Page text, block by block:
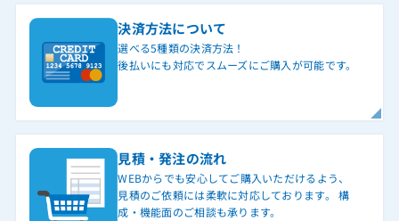
決済方法について
選べる5種類の決済方法！
後払いにも対応でスムーズにご購入が可能です。
見積・発注の流れ
WEBからでも安心してご購入いただけるよう、
見積のご依頼には柔軟に対応しております。 構
成・機能面のご相談も承ります。